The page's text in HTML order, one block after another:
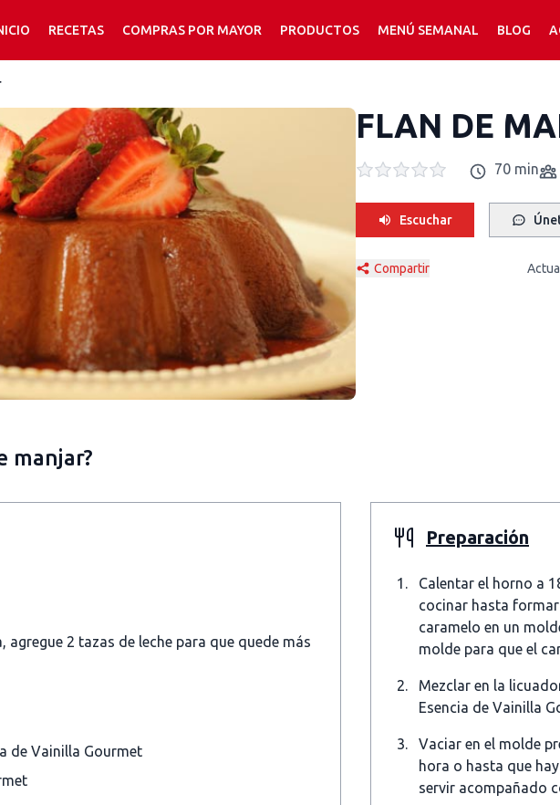
RECETAS COMPRAS POR MAYOR PRODUCTOS MENÚ SEMANAL BLOG
FLAN DE
70 min
Escuchar
Compartir
manjar?
agregue 2 tazas de leche para que quede más
de Vainilla Gourmet
Preparación
Calentar el horno a
cocinar hasta
caramelo en un
molde para que el
Mezclar en la
Esencia de Vainilla
Vaciar en el molde
hora o hasta que
servir acompañado